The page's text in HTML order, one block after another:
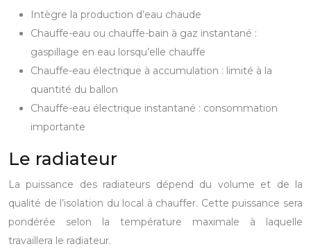
Intègre la production d’eau chaude
​Chauffe-eau ou chauffe-bain à gaz instantané :
gaspillage en eau lorsqu’elle chauffe
​Chauffe-eau électrique à accumulation : limité à la
quantité du ballon
Chauffe-eau électrique instantané : consommation
importante
Le radiateur
La puissance des radiateurs dépend du volume et de la
qualité de l’isolation du local à chauffer. Cette puissance sera
pondérée selon la température maximale à laquelle
travaillera le radiateur.